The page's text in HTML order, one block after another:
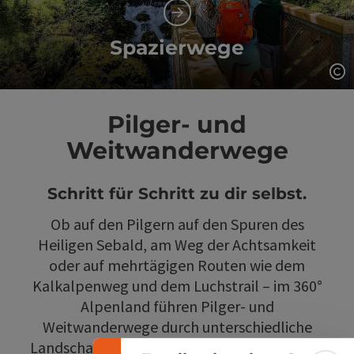
Spazierwege
Pilger- und
Weitwanderwege
Schritt für Schritt zu dir selbst.
Ob auf den Pilgern auf den Spuren des
Heiligen Sebald, am Weg der Achtsamkeit
oder auf mehrtägigen Routen wie dem
Kalkalpenweg und dem Luchstrail – im 360°
Alpenland führen Pilger- und
Weitwanderwege durch unterschiedliche
Landschaftsräume und zu stillen Momenten.